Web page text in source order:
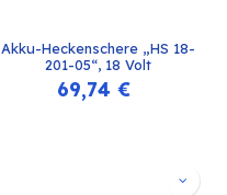
Akku-Heckenschere „HS 18-
201-05“, 18 Volt
69,74 €